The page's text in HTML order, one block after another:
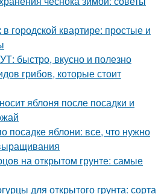
в городской квартире: простые и
быстро, вкусно и полезно
грибов, которые стоит
яблоня после посадки и
посадке яблони: все, что нужно
на открытом грунте: самые
для открытого грунта: сорта